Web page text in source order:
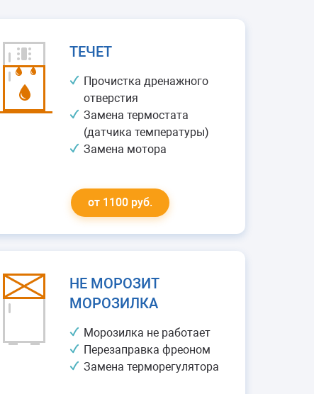
ТЕЧЕТ
Прочистка дренажного
отверстия
Замена термостата
(датчика температуры)
Замена мотора
от 1100 руб.
НЕ МОРОЗИТ
МОРОЗИЛКА
Морозилка не работает
Перезаправка фреоном
Замена терморегулятора